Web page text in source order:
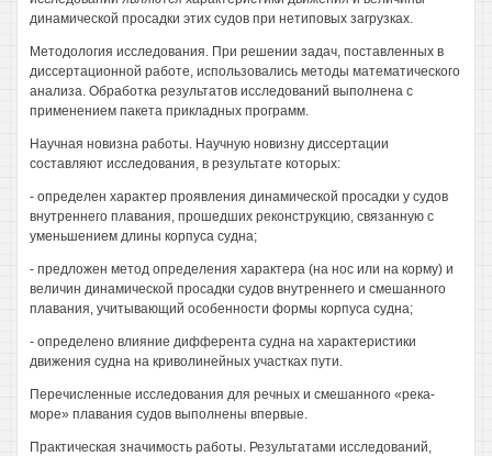
динамической просадки этих судов при нетиповых загрузках.
Методология исследования. При решении задач, поставленных в
диссертационной работе, использовались методы математического
анализа. Обработка результатов исследований выполнена с
применением пакета прикладных программ.
Научная новизна работы. Научную новизну диссертации
составляют исследования, в результате которых:
- определен характер проявления динамической просадки у судов
внутреннего плавания, прошедших реконструкцию, связанную с
уменьшением длины корпуса судна;
- предложен метод определения характера (на нос или на корму) и
величин динамической просадки судов внутреннего и смешанного
плавания, учитывающий особенности формы корпуса судна;
- определено влияние дифферента судна на характеристики
движения судна на криволинейных участках пути.
Перечисленные исследования для речных и смешанного «река-
море» плавания судов выполнены впервые.
Практическая значимость работы. Результатами исследований,